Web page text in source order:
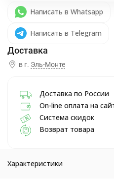
Написать в Whatsapp
Написать в Telegram
в г. Эль-Монте
Доставка по России
On-line оплата на
Система скидок
Возврат товара
Характеристики